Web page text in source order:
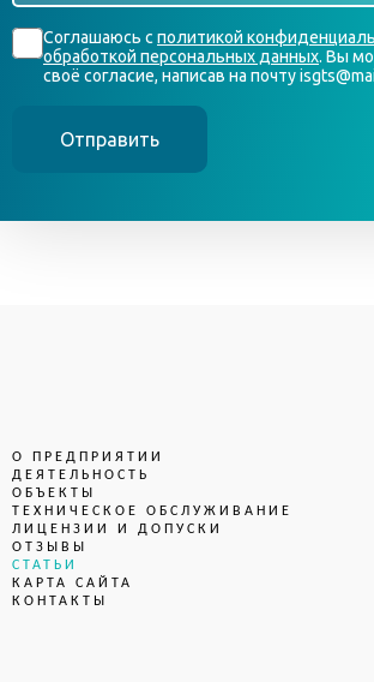
Согласие
*
Соглашаюсь сполитикой
обработкой персональных данных. Вы
своё согласие, написав на почту
О ПРЕДПРИЯТИИ
ДЕЯТЕЛЬНОСТЬ
ОБЪЕКТЫ
ТЕХНИЧЕСКОЕ ОБСЛУЖИВАНИЕ
ЛИЦЕНЗИИ И ДОПУСКИ
ОТЗЫВЫ
СТАТЬИ
КАРТА САЙТА
КОНТАКТЫ